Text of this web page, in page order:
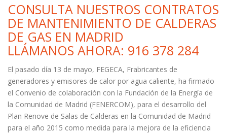
CONSULTA NUESTROS CONTRATOS
DE MANTENIMIENTO DE CALDERAS
DE GAS EN MADRID
LLÁMANOS AHORA: 916 378 284
El pasado día 13 de mayo, FEGECA, Frabricantes de
generadores y emisores de calor por agua caliente, ha firmado
el Convenio de colaboración con la Fundación de la Energía de
la Comunidad de Madrid (FENERCOM), para el desarrollo del
Plan Renove de Salas de Calderas en la Comunidad de Madrid
para el año 2015 como medida para la mejora de la eficiencia